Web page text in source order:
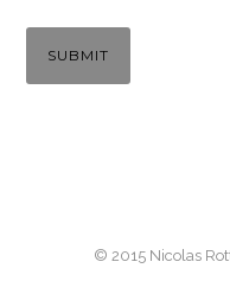
© 2015 Nicolas